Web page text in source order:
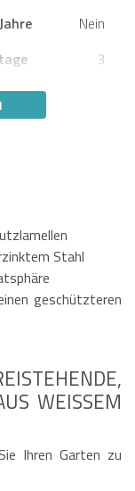
Nein
3
Stahl
geschützteren
WEISSEM A
Ihren Garten zu